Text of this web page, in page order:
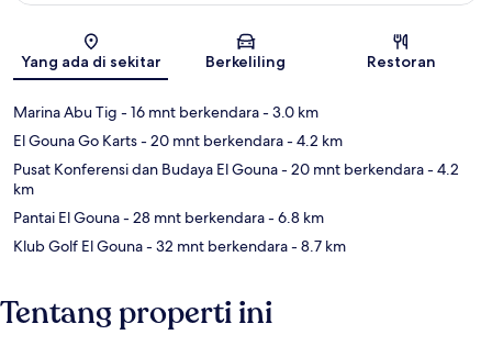
Peta
Yang ada di sekitar Berkeliling Restoran
Marina Abu Tig - 16 mnt berkendara- 3.0 km
El Gouna Go Karts- 20 mnt berkendara- 4.2 km
Pusat Konferensi dan Budaya El Gouna- 20 mnt berkendara- 4.2
km
Pantai El Gouna- 28 mnt berkendara- 6.8 km
Klub Golf El Gouna- 32 mnt berkendara- 8.7 km
Tentang properti ini